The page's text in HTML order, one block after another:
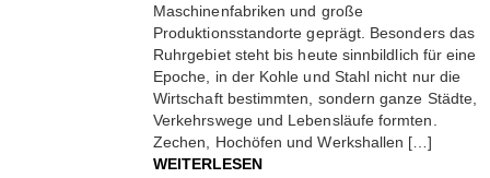
Maschinenfabriken und große
Produktionsstandorte geprägt. Besonders das
Ruhrgebiet steht bis heute sinnbildlich für eine
Epoche, in der Kohle und Stahl nicht nur die
Wirtschaft bestimmten, sondern ganze Städte,
Verkehrswege und Lebensläufe formten.
Zechen, Hochöfen und Werkshallen […]
WEITERLESEN